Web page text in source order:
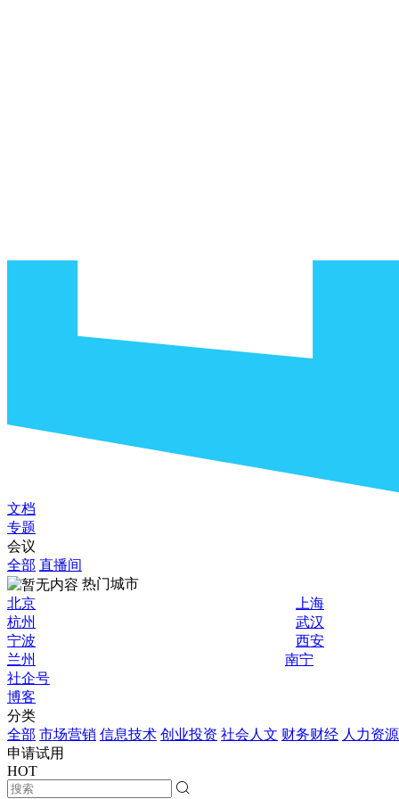
文档
专题
会议
全部 直播间
热门城市
北京
上海
杭州
武汉
宁波
西安
兰州
南宁
社企号
博客
分类
全部 市场营销 信息技术 创业投资 社会人文 财务财经 人力资源
申请试用
HOT